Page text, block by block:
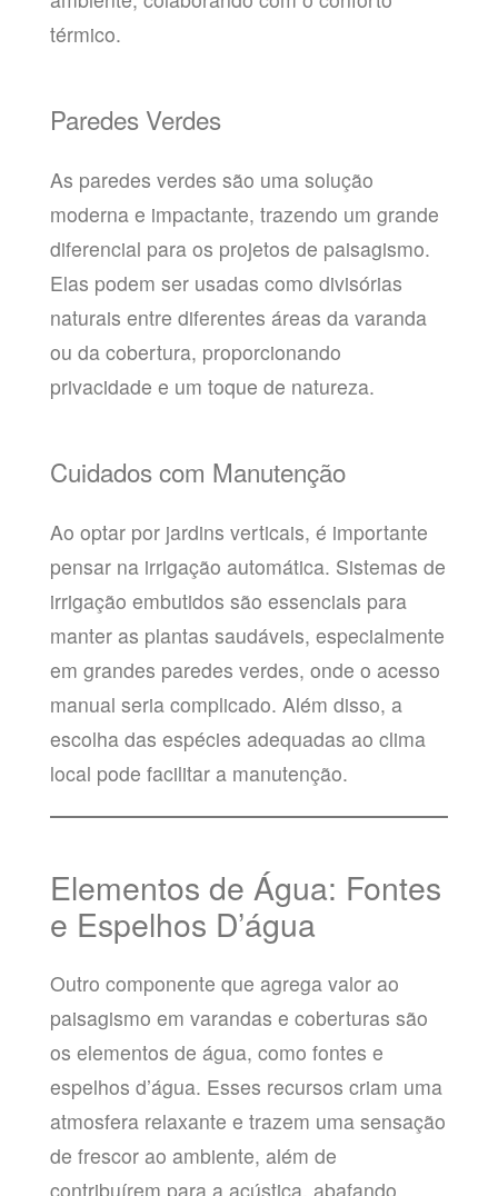
térmico.
Paredes Verdes
As paredes verdes são uma solução
moderna e impactante, trazendo um grande
diferencial para os projetos de paisagismo.
Elas podem ser usadas como divisórias
naturais entre diferentes áreas da varanda
ou da cobertura, proporcionando
privacidade e um toque de natureza.
Cuidados com Manutenção
Ao optar por jardins verticais, é importante
pensar na irrigação automática. Sistemas de
irrigação embutidos são essenciais para
manter as plantas saudáveis, especialmente
em grandes paredes verdes, onde o acesso
manual seria complicado. Além disso, a
escolha das espécies adequadas ao clima
local pode facilitar a manutenção.
Elementos de Água: Fontes
e Espelhos D’água
Outro componente que agrega valor ao
paisagismo em varandas e coberturas são
os elementos de água, como fontes e
espelhos d’água. Esses recursos criam uma
atmosfera relaxante e trazem uma sensação
de frescor ao ambiente, além de
contribuírem para a acústica, abafando